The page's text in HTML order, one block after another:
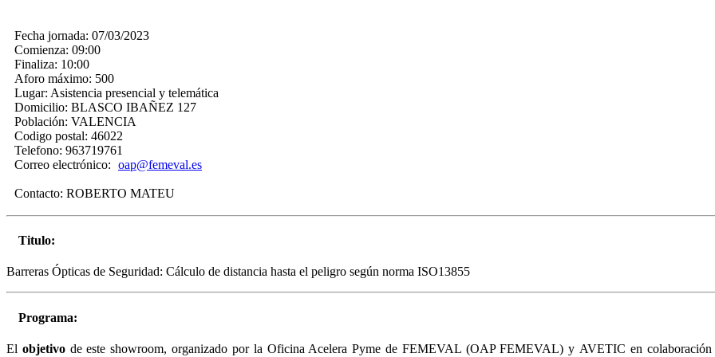
Fecha jornada: 07/03/2023
Comienza: 09:00
Finaliza: 10:00
Aforo máximo: 500
Lugar: Asistencia presencial y telemática
Domicilio: BLASCO IBAÑEZ 127
Población: VALENCIA
Codigo postal: 46022
Telefono: 963719761
Correo electrónico: oap@femeval.es
Contacto: ROBERTO MATEU
Titulo:
Barreras Ópticas de Seguridad: Cálculo de distancia hasta el peligro según norma ISO13855
Programa:
El objetivode este showroom, organizado por la Oficina Acelera Pyme de FEMEVAL (OAP FEMEVAL) y AVETIC en